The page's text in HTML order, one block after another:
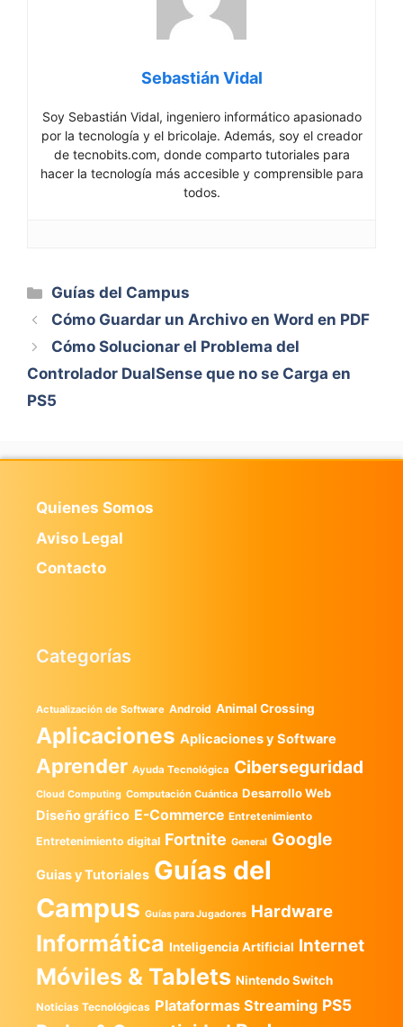
Sebastián Vidal
Soy Sebastián Vidal, ingeniero informático apasionado
por la tecnología y el bricolaje. Además, soy el creador
de tecnobits.com, donde comparto tutoriales para
hacer la tecnología más accesible y comprensible para
todos.
Categorías
Guías del Campus
Cómo Guardar un Archivo en Word en PDF
Cómo Solucionar el Problema del
Controlador DualSense que no se Carga en
PS5
Quienes Somos
Aviso Legal
Contacto
Categorías
Actualización de Software Android Animal Crossing
Aplicaciones Aplicaciones y Software
Aprender Ayuda Tecnológica Ciberseguridad
Cloud Computing Computación Cuántica Desarrollo Web
Diseño gráfico E-Commerce Entretenimiento
Entretenimiento digital Fortnite General Google
Guias y Tutoriales Guías del
Campus Guías para Jugadores Hardware
Informática Inteligencia Artificial Internet
Móviles & Tablets Nintendo Switch
Noticias Tecnológicas Plataformas Streaming PS5